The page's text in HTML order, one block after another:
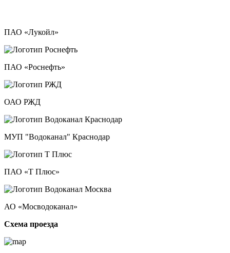
ПАО «Лукойл»
ПАО «Роснефть»
ОАО РЖД
МУП "Водоканал" Краснодар
ПАО «Т Плюс»
АО «Мосводоканал»
Схема проезда